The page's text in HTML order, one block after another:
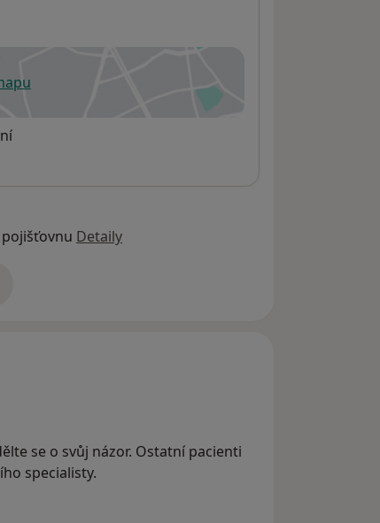
v nové záložce
Detaily
se o svůj názor. Ostatní pacienti
specialisty.